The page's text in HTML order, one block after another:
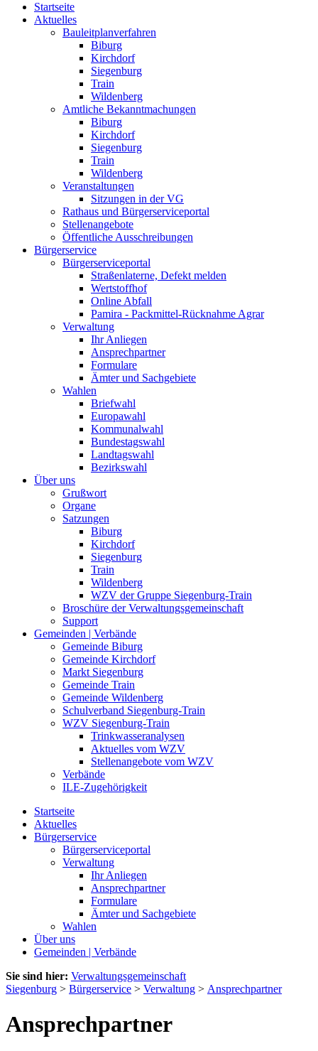
Startseite
Aktuelles
Bauleitplanverfahren
Biburg
Kirchdorf
Siegenburg
Train
Wildenberg
Amtliche Bekanntmachungen
Biburg
Kirchdorf
Siegenburg
Train
Wildenberg
Veranstaltungen
Sitzungen in der VG
Rathaus und Bürgerserviceportal
Stellenangebote
Öffentliche Ausschreibungen
Bürgerservice
Bürgerserviceportal
Straßenlaterne, Defekt melden
Wertstoffhof
Online Abfall
Pamira - Packmittel-Rücknahme Agrar
Verwaltung
Ihr Anliegen
Ansprechpartner
Formulare
Ämter und Sachgebiete
Wahlen
Briefwahl
Europawahl
Kommunalwahl
Bundestagswahl
Landtagswahl
Bezirkswahl
Über uns
Grußwort
Organe
Satzungen
Biburg
Kirchdorf
Siegenburg
Train
Wildenberg
WZV der Gruppe Siegenburg-Train
Broschüre der Verwaltungsgemeinschaft
Support
Gemeinden | Verbände
Gemeinde Biburg
Gemeinde Kirchdorf
Markt Siegenburg
Gemeinde Train
Gemeinde Wildenberg
Schulverband Siegenburg-Train
WZV Siegenburg-Train
Trinkwasseranalysen
Aktuelles vom WZV
Stellenangebote vom WZV
Verbände
ILE-Zugehörigkeit
Startseite
Aktuelles
Bürgerservice
Bürgerserviceportal
Verwaltung
Ihr Anliegen
Ansprechpartner
Formulare
Ämter und Sachgebiete
Wahlen
Über uns
Gemeinden | Verbände
Sie sind hier: Verwaltungsgemeinschaft
Siegenburg > Bürgerservice > Verwaltung > Ansprechpartner
Ansprechpartner